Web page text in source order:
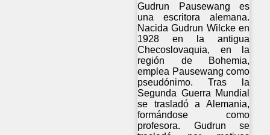
Gudrun Pausewang es
una escritora alemana.
Nacida Gudrun Wilcke en
1928 en la antigua
Checoslovaquia, en la
región de Bohemia,
emplea Pausewang como
pseudónimo. Tras la
Segunda Guerra Mundial
se trasladó a Alemania,
formándose como
profesora. Gudrun se